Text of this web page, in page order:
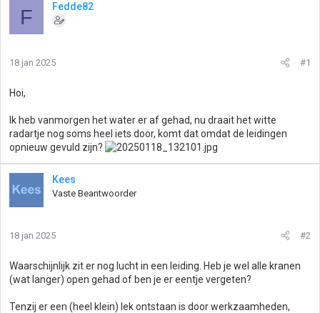
F Fedde82
18 jan 2025 #1
Hoi,
Ik heb vanmorgen het water er af gehad, nu draait het witte
radartje nog soms heel iets door, komt dat omdat de leidingen
opnieuw gevuld zijn?
Kees
Vaste Beantwoorder
18 jan 2025 #2
Waarschijnlijk zit er nog lucht in een leiding. Heb je wel alle kranen
(wat langer) open gehad of ben je er eentje vergeten?
Tenzij er een (heel klein) lek ontstaan is door werkzaamheden,